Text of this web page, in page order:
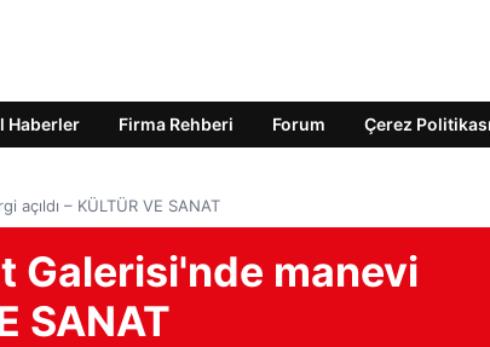
Haberler Firma Rehberi Forum Çerez Politikası
– KÜLTÜR VE SANAT
Galerisi'nde manevi
SANAT